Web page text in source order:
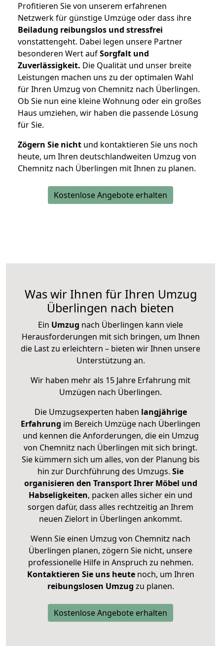
Profitieren Sie von unserem erfahrenen
Netzwerk für günstige Umzüge oder dass ihre
Beiladung reibungslos und stressfrei
vonstattengeht. Dabei legen unsere Partner
besonderen Wert aufSorgfalt und
Zuverlässigkeit. Die Qualität und unser breite
Leistungen machen uns zu der optimalen Wahl
für Ihren Umzug von Chemnitz nach Überlingen.
Ob Sie nun eine kleine Wohnung oder ein großes
Haus umziehen, wir haben die passende Lösung
für Sie.
Zögern Sie nicht und kontaktieren Sie uns noch
heute, um Ihren deutschlandweiten Umzug von
Chemnitz nach Überlingen mit Ihnen zu planen.
Kostenlose Angebote erhalten
Was wir Ihnen für Ihren Umzug
Überlingen nach bieten
Ein Umzug nach Überlingen kann viele
Herausforderungen mit sich bringen, um Ihnen
die Last zu erleichtern – bieten wir Ihnen unsere
Unterstützung an.
Wir haben mehr als 15 Jahre Erfahrung mit
Umzügen nach Überlingen.
Die Umzugsexperten haben langjährige
Erfahrung im Bereich Umzüge nach Überlingen
und kennen die Anforderungen, die ein Umzug
von Chemnitz nach Überlingen mit sich bringt.
Sie kümmern sich um alles, von der Planung bis
hin zur Durchführung des Umzugs. Sie
organisieren den Transport Ihrer Möbel und
Habseligkeiten, packen alles sicher ein und
sorgen dafür, dass alles rechtzeitig an Ihrem
neuen Zielort in Überlingen ankommt.
Wenn Sie einen Umzug von Chemnitz nach
Überlingen planen, zögern Sie nicht, unsere
professionelle Hilfe in Anspruch zu nehmen.
Kontaktieren Sie uns heutenoch, um Ihren
reibungslosen Umzug zu planen.
Kostenlose Angebote erhalten